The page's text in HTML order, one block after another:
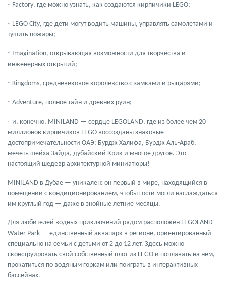
· Factory, где можно узнать, как создаются кирпичики LEGO;
· LEGO City, где дети могут водить машины, управлять самолетами и
тушить пожары;
· Imagination, открывающая возможности для творчества и
инженерных открытий;
· Kingdoms, средневековое королевство с замками и рыцарями;
· Adventure, полное тайн и древних руин;
· и, конечно, MINILAND — сердце LEGOLAND, где из более чем 20
миллионов кирпичиков LEGO воссозданы знаковые
достопримечательности ОАЭ: Бурдж Халифа, Бурдж Аль-Араб,
мечеть шейха Зайда, дубайский Крик и многое другое. Это
настоящий шедевр архитектурной миниатюры!
MINILAND в Дубае — уникален: он первый в мире, находящийся в
помещении с кондиционированием, чтобы гости могли наслаждаться
им круглый год — даже в знойные летние месяцы.
Для любителей водных приключений рядом расположен LEGOLAND
Water Park — единственный аквапарк в регионе, ориентированный
специально на семьи с детьми от 2 до 12 лет. Здесь можно
сконструировать свой собственный плот из LEGO и поплавать на нём,
прокатиться по водяным горкам или поиграть в интерактивных
бассейнах.